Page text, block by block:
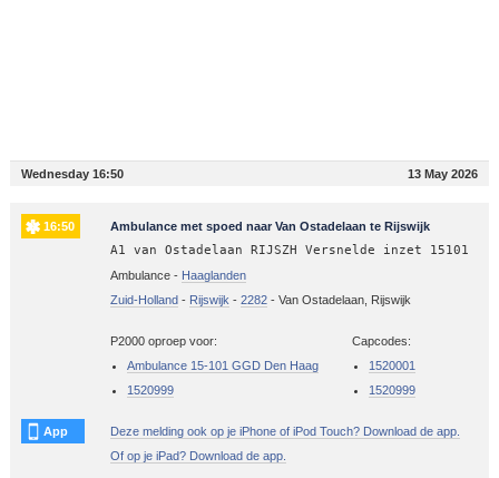
Wednesday 16:50 13 May 2026
16:50 Ambulance met spoed naar Van Ostadelaan te Rijswijk
A1 van Ostadelaan RIJSZH Versnelde inzet 15101
Ambulance - Haaglanden
Zuid-Holland- Rijswijk - 2282- Van Ostadelaan, Rijswijk
P2000 oproep voor:
Ambulance 15-101 GGD Den Haag
1520999
Capcodes:
1520001
1520999
App
Deze melding ook op je iPhone of iPod Touch? Download de app.
Of op je iPad? Download de app.